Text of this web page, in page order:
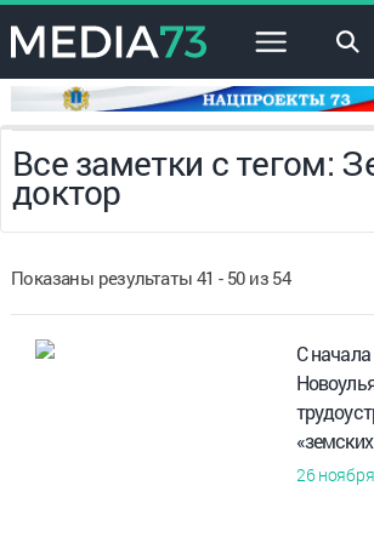
×
Все заметки с тегом:
доктор
Показаны результаты 41 - 50 из 54
С начала
26